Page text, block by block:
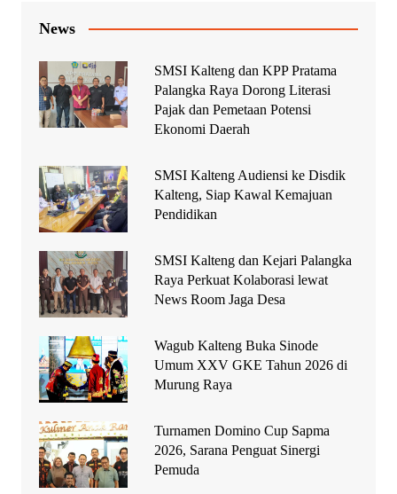
News
SMSI Kalteng dan KPP Pratama
Palangka Raya Dorong Literasi
Pajak dan Pemetaan Potensi
Ekonomi Daerah
SMSI Kalteng Audiensi ke Disdik
Kalteng, Siap Kawal Kemajuan
Pendidikan
SMSI Kalteng dan Kejari Palangka
Raya Perkuat Kolaborasi lewat
News Room Jaga Desa
Wagub Kalteng Buka Sinode
Umum XXV GKE Tahun 2026 di
Murung Raya
Turnamen Domino Cup Sapma
2026, Sarana Penguat Sinergi
Pemuda